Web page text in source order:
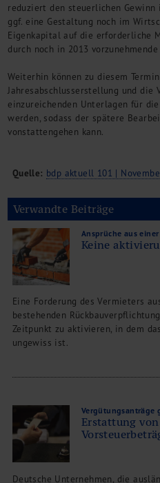
reduziert den steuerlichen Gewinn
ggf. eine Gestaltung noch im
Eigenkapital auf die erforderliche
durch noch in 2013 vorzunehmende
Weiterhin können zu diesem
Jahresabschlusserstellung und die
einzureichenden Unterlagen für
werden, sodass der spätere
vonstattengehen kann.
Quelle: bdp aktuell 101 |
Verwandte Beiträge
Ansprüche aus
Keine
Eine Forderung des Vermieters
bestehenden
Zeitpunkt zu aktivieren, in dem
ungewiss ist.
Vergütungsanträge
Erstattung
Deutsche Unternehmen, die